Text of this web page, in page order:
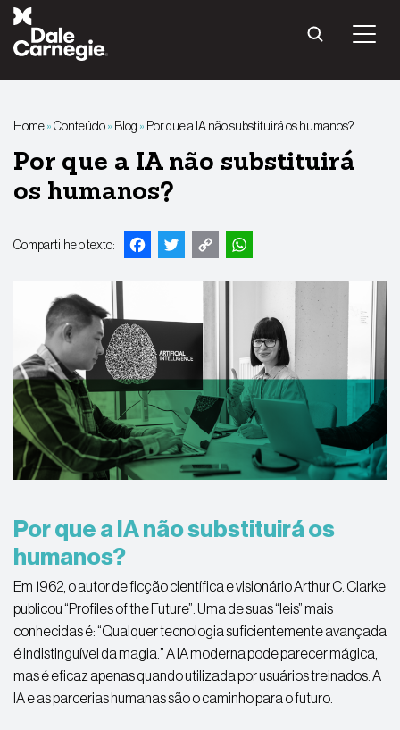
Pular
conteúdo
Home»Conteúdo» Blog » Por que a IA não substituirá os humanos?
Por que a IA não substituirá
os humanos?
Compartilhe o texto: Facebook
Twitter
Copy
Link
WhatsApp
Por que a IA não substituirá os
humanos?
Em 1962, o autor de ficção científica e visionário Arthur C. Clarke
publicou “Profiles of the Future”. Uma de suas “leis” mais
conhecidas é: “Qualquer tecnologia suficientemente avançada
é indistinguível da magia.” A IA moderna pode parecer mágica,
mas é eficaz apenas quando utilizada por usuários treinados. A
IA e as parcerias humanas são o caminho para o futuro.